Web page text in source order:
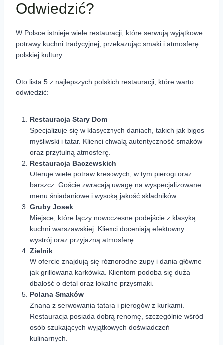
Odwiedzić?
W Polsce istnieje wiele restauracji, które serwują wyjątkowe
potrawy kuchni tradycyjnej, przekazując smaki i atmosferę
polskiej kultury.
Oto lista 5 z najlepszych polskich restauracji, które warto
odwiedzić:
Restauracja Stary Dom
Specjalizuje się w klasycznych daniach, takich jak bigos
myśliwski i tatar. Klienci chwalą autentyczność smaków
oraz przytulną atmosferę.
Restauracja Baczewskich
Oferuje wiele potraw kresowych, w tym pierogi oraz
barszcz. Goście zwracają uwagę na wyspecjalizowane
menu śniadaniowe i wysoką jakość składników.
Gruby Josek
Miejsce, które łączy nowoczesne podejście z klasyką
kuchni warszawskiej. Klienci doceniają efektowny
wystrój oraz przyjazną atmosferę.
Zielnik
W ofercie znajdują się różnorodne zupy i dania główne
jak grillowana karkówka. Klientom podoba się duża
dbałość o detal oraz lokalne przysmaki.
Polana Smaków
Znana z serwowania tatara i pierogów z kurkami.
Restauracja posiada dobrą renomę, szczególnie wśród
osób szukających wyjątkowych doświadczeń
kulinarnych.